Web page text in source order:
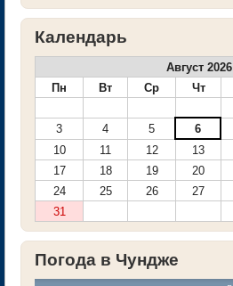
Календарь
Август 2026
Пн
Вт Ср Чт
3
4 5 6
10
11 12 13
17
18 19 20
24
25 26 27
31
Погода в Чундже